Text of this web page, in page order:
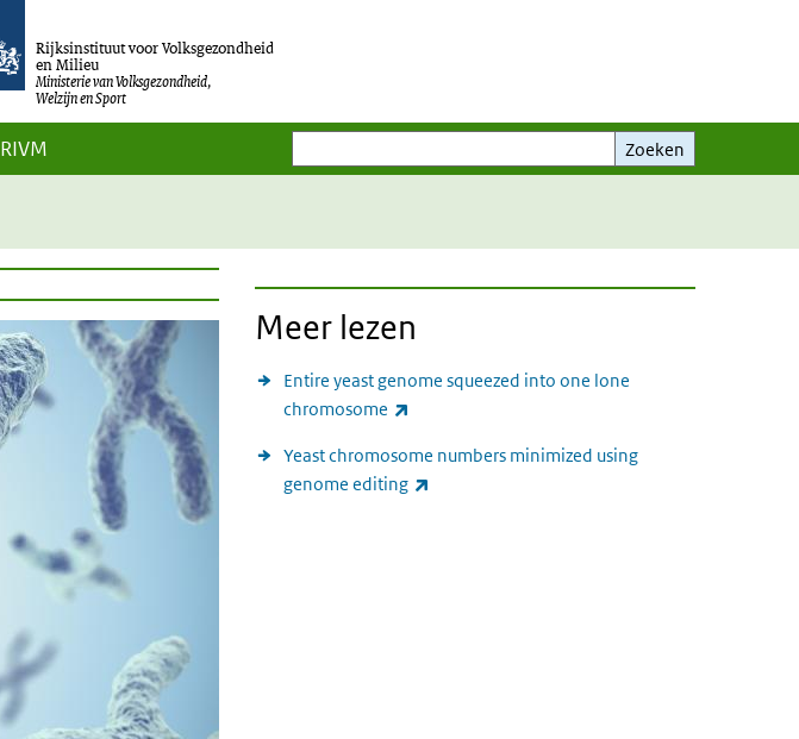
Rijksinstituut voor Volksgezondheid
en Milieu
Ministerie van Volksgezondheid,
Welzijn en Sport
RIVM
Zoeken
Zoeken
Meer lezen
Entire yeast genome squeezed into one lone
chromosome
Yeast chromosome numbers minimized using
genome editing